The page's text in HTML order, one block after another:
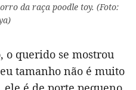
da raça poodle toy. (Foto:
o querido se mostrou
tamanho não é muito